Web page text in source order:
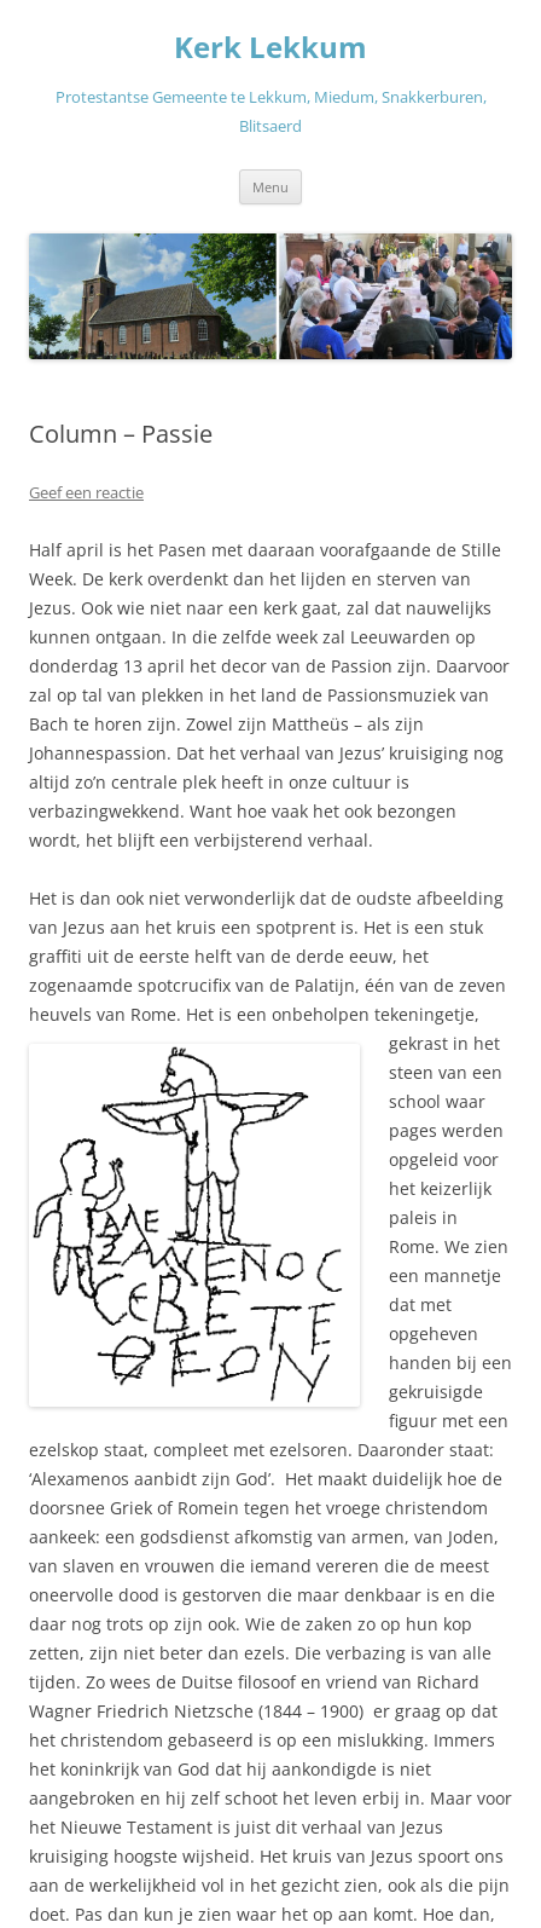
Kerk Lekkum
Protestantse Gemeente te Lekkum, Miedum, Snakkerburen,
Blitsaerd
Menu
Column – Passie
Geef een reactie
Half april is het Pasen met daaraan voorafgaande de Stille
Week. De kerk overdenkt dan het lijden en sterven van
Jezus. Ook wie niet naar een kerk gaat, zal dat nauwelijks
kunnen ontgaan. In die zelfde week zal Leeuwarden op
donderdag 13 april het decor van de Passion zijn. Daarvoor
zal op tal van plekken in het land de Passionsmuziek van
Bach te horen zijn. Zowel zijn Mattheüs – als zijn
Johannespassion. Dat het verhaal van Jezus’ kruisiging nog
altijd zo’n centrale plek heeft in onze cultuur is
verbazingwekkend. Want hoe vaak het ook bezongen
wordt, het blijft een verbijsterend verhaal.
Het is dan ook niet verwonderlijk dat de oudste afbeelding
van Jezus aan het kruis een spotprent is. Het is een stuk
graffiti uit de eerste helft van de derde eeuw, het
zogenaamde spotcrucifix van de Palatijn, één van de zeven
heuvels van Rome. Het is een onbeholpen tekeningetje,
gekrast in het
steen van een
school waar
pages werden
opgeleid voor
het keizerlijk
paleis in
Rome. We zien
een mannetje
dat met
opgeheven
handen bij een
gekruisigde
figuur met een
ezelskop staat, compleet met ezelsoren. Daaronder staat:
‘Alexamenos aanbidt zijn God’. Het maakt duidelijk hoe de
doorsnee Griek of Romein tegen het vroege christendom
aankeek: een godsdienst afkomstig van armen, van Joden,
van slaven en vrouwen die iemand vereren die de meest
oneervolle dood is gestorven die maar denkbaar is en die
daar nog trots op zijn ook. Wie de zaken zo op hun kop
zetten, zijn niet beter dan ezels. Die verbazing is van alle
tijden. Zo wees de Duitse filosoof en vriend van Richard
Wagner Friedrich Nietzsche (1844 – 1900) er graag op dat
het christendom gebaseerd is op een mislukking. Immers
het koninkrijk van God dat hij aankondigde is niet
aangebroken en hij zelf schoot het leven erbij in. Maar voor
het Nieuwe Testament is juist dit verhaal van Jezus
kruisiging hoogste wijsheid. Het kruis van Jezus spoort ons
aan de werkelijkheid vol in het gezicht zien, ook als die pijn
doet. Pas dan kun je zien waar het op aan komt. Hoe dan,